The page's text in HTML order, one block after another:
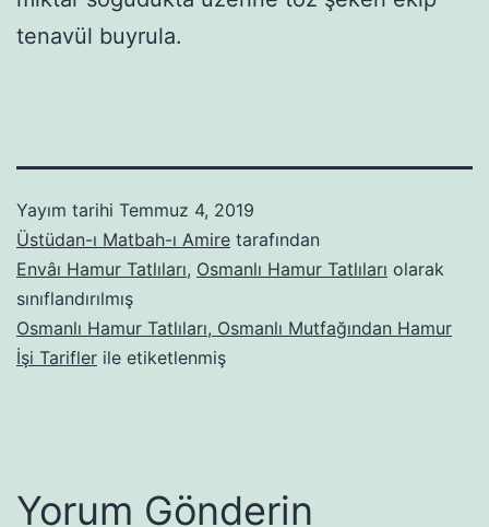
tenavül buyrula.
Yayım tarihi Temmuz 4, 2019
Üstüdan-ı Matbah-ı Amire tarafından
Envâı Hamur Tatlıları, Osmanlı Hamur Tatlıları olarak
sınıflandırılmış
Osmanlı Hamur Tatlıları, Osmanlı Mutfağından Hamur
İşi Tarifler ile etiketlenmiş
Yorum Gönderin